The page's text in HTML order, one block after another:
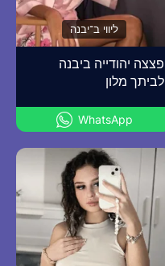
ליווי ב־יבנה
פצצה יהודייה ביבנה
לביתך מלון
WhatsApp